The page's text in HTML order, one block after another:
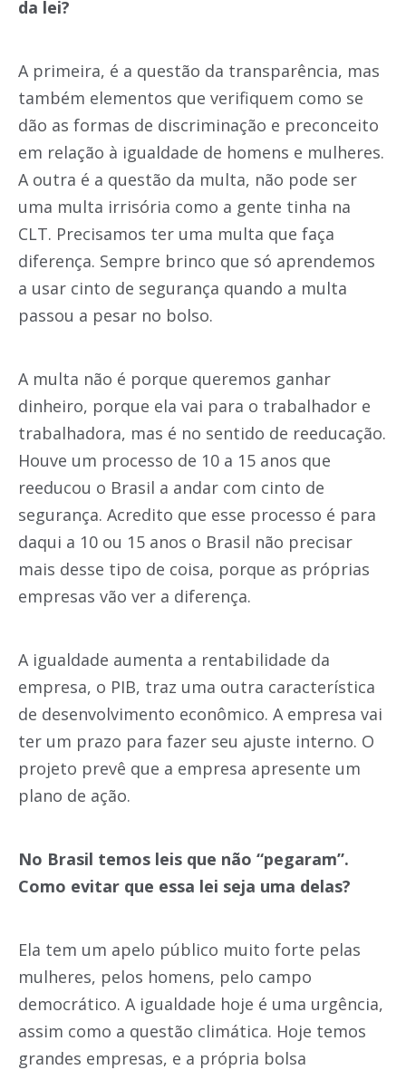
da lei?
A primeira, é a questão da transparência, mas
também elementos que verifiquem como se
dão as formas de discriminação e preconceito
em relação à igualdade de homens e mulheres.
A outra é a questão da multa, não pode ser
uma multa irrisória como a gente tinha na
CLT. Precisamos ter uma multa que faça
diferença. Sempre brinco que só aprendemos
a usar cinto de segurança quando a multa
passou a pesar no bolso.
A multa não é porque queremos ganhar
dinheiro, porque ela vai para o trabalhador e
trabalhadora, mas é no sentido de reeducação.
Houve um processo de 10 a 15 anos que
reeducou o Brasil a andar com cinto de
segurança. Acredito que esse processo é para
daqui a 10 ou 15 anos o Brasil não precisar
mais desse tipo de coisa, porque as próprias
empresas vão ver a diferença.
A igualdade aumenta a rentabilidade da
empresa, o PIB, traz uma outra característica
de desenvolvimento econômico. A empresa vai
ter um prazo para fazer seu ajuste interno. O
projeto prevê que a empresa apresente um
plano de ação.
No Brasil temos leis que não “pegaram”.
Como evitar que essa lei seja uma delas?
Ela tem um apelo público muito forte pelas
mulheres, pelos homens, pelo campo
democrático. A igualdade hoje é uma urgência,
assim como a questão climática. Hoje temos
grandes empresas, e a própria bolsa